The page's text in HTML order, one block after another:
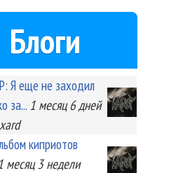
Блоги
Я еще не заходил
за... 1 месяц 6 дней
киприотов
месяц 3 недели